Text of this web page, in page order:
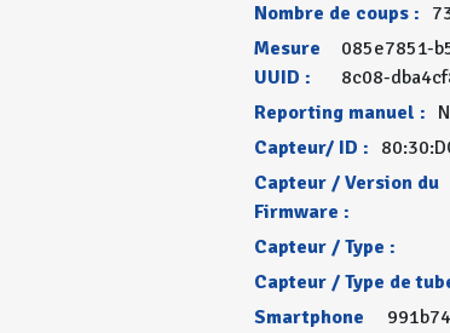
Nombre de coups :
Mesure
UUID :
085e7851-
8c08-
Reporting manuel :
Capteur/ ID :
Capteur / Version du
Firmware :
Capteur / Type :
Capteur / Type de
Smartphone